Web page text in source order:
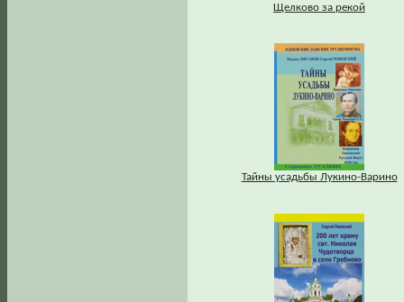
Щелково за рекой
Тайны усадьбы Лукино-Варино